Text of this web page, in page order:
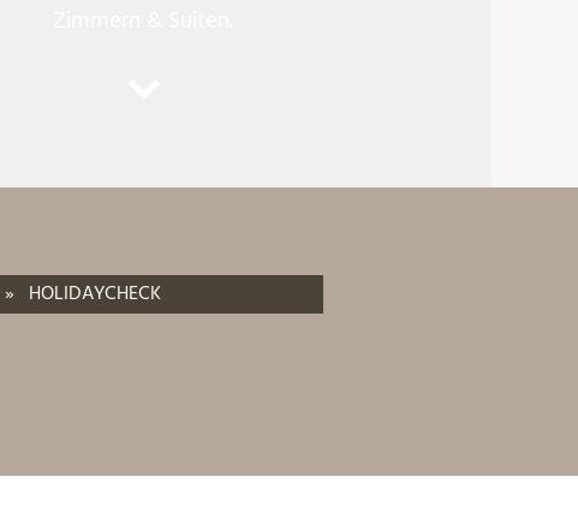
» HOLIDAYCHECK